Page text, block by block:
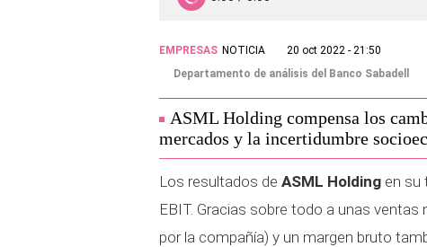
EMPRESAS NOTICIA
20 oct 2022 - 21:50
Departamento de análisis del Banco Sabadell
ASML Holding compensa los
mercados y la incertidumbre
Los resultados de ASML Holding en su
EBIT. Gracias sobre todo a unas
por la compañía) y un margen bruto